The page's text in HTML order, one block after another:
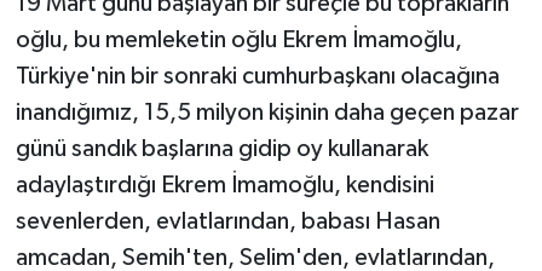
oğlu, bu memleketin oğlu Ekrem İmamoğlu,
Türkiye'nin bir sonraki cumhurbaşkanı olacağına
inandığımız, 15,5 milyon kişinin daha geçen pazar
günü sandık başlarına gidip oy kullanarak
adaylaştırdığı Ekrem İmamoğlu, kendisini
sevenlerden, evlatlarından, babası Hasan
amcadan, Semih'ten, Selim'den, evlatlarından,